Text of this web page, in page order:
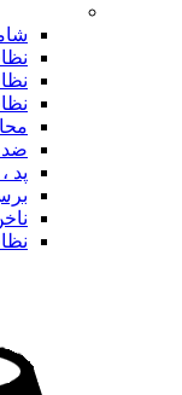
پد